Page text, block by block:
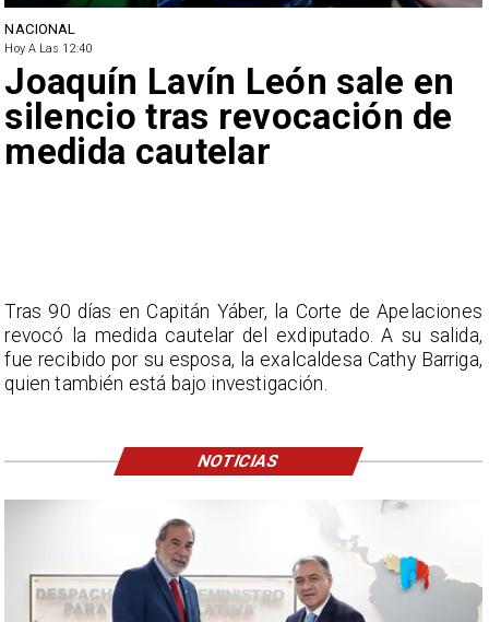
NACIONAL
Hoy A Las 12:40
Joaquín Lavín León sale en
silencio tras revocación de
medida cautelar
Tras 90 días en Capitán Yáber, la Corte de Apelaciones
revocó la medida cautelar del exdiputado. A su salida,
fue recibido por su esposa, la exalcaldesa Cathy Barriga,
quien también está bajo investigación.
NOTICIAS